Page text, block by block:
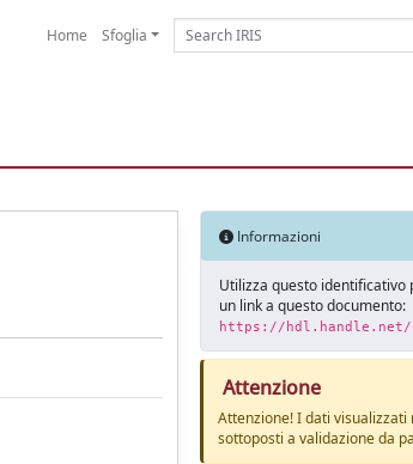
Home Sfoglia
Informazioni
Utilizza questo identificativo
un link a questo documento:
https://hdl.handle.net/
Attenzione
Attenzione! I dati visualizzati
sottoposti a validazione da